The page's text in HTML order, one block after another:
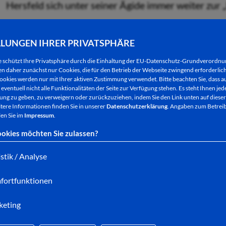
IHRER PRIVATSPHÄRE
schützt Ihre Privatsphäre durch die Einhaltung der EU-Datenschutz-
daher zunächst nur Cookies, die für den Betrieb der Webseite zwingend
werden nur mit Ihrer aktiven Zustimmung verwendet. Bitte beachten Sie, dass
nicht alle Funktionalitäten der Seite zur Verfügung stehen. Es steht Ihnen
zu geben, zu verweigern oder zurückzuziehen, indem Sie den Link unten auf
Informationen finden Sie in unsererDatenschutzerklärung. Angaben zum
Sie im Impressum.
möchten Sie zulassen?
/ Analyse
Hersfeld sich unter seiner Ägide immer weiter zur
Die Kreisstadt will den eingeschlagenene Weg
ganz besonderen Service in Vorbereitung. Auf
Parkplatz (wir berichteten darüber vor kurzem)
15 Fahrrad-Garagen vorgesehen. Die stabilen
Möglichkeit, Fahrräder und Gepäck einzustellen.
aufladen. Das neue Angebot soll sich sowohl an
richten, die den Weg zum Bahnhof mit dem
Beispiel für Fahrradgaragen: Bad Hersfeld wird
Bekenntnis zur umweltfreundlichen Fortbewegung